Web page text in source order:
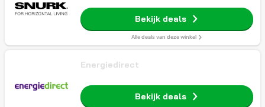
Bekijk deals
Alle deals van deze winkel
Energiedirect
Bekijk deals